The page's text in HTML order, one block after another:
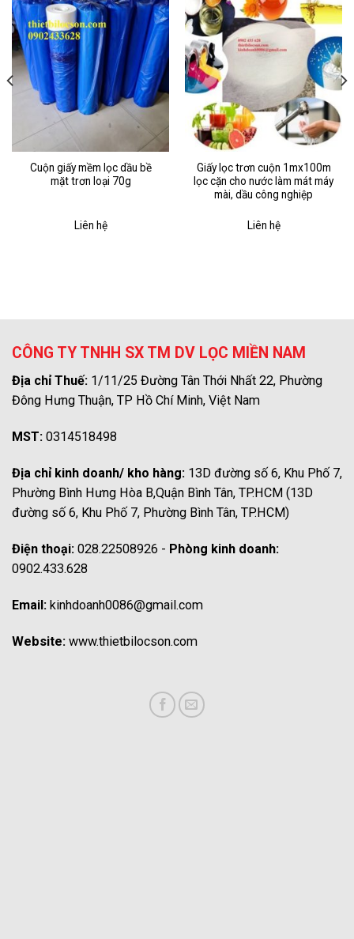
Cuộn giấy mềm lọc dầu bề
mặt trơn loại 70g
Liên hệ
Giấy lọc trơn cuộn 1mx100m
lọc cặn cho nước làm mát máy
mài, dầu công nghiệp
Liên hệ
CÔNG TY TNHH SX TM DV LỌC MIỀN NAM
Địa chỉ Thuế: 1/11/25 Đường Tân Thới Nhất 22, Phường
Đông Hưng Thuận, TP Hồ Chí Minh, Việt Nam
MST: 0314518498
Địa chỉ kinh doanh/ kho hàng: 13D đường số 6, Khu Phố 7,
Phường Bình Hưng Hòa B,Quận Bình Tân, TP.HCM (13D
đường số 6, Khu Phố 7, Phường Bình Tân, TP.HCM)
Điện thoại: 028.22508926 - Phòng kinh doanh:
0902.433.628
Email: kinhdoanh0086@gmail.com
Website: www.thietbilocson.com